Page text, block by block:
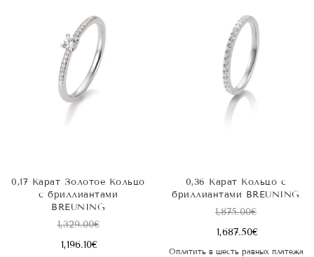
0,17 Карат Золотое Кольцо
с бриллиантами
BREUNING
1,329.00€
1,196.10€
0,36 Карат Kольцо с
бриллиантами BREUNING
1,875.00€
1,687.50€
Оплатить в шесть равных платежа